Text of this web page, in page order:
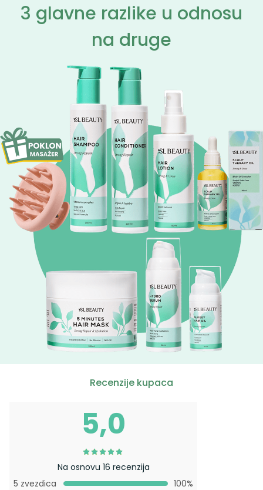
3 glavne razlike u odnosu
na druge
Recenzije kupaca
5,0
Na osnovu 16 recenzija
5 zvezdica
100%